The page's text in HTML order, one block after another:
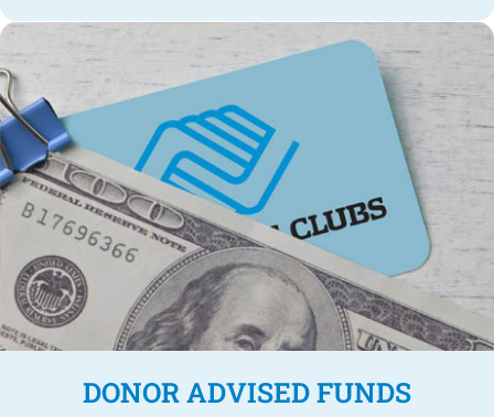
DONOR ADVISED FUNDS